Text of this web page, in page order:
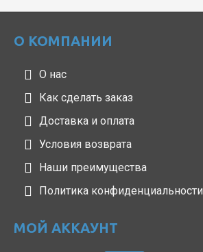
О КОМПАНИИ
О нас
Как сделать заказ
Доставка и оплата
Условия возврата
Наши преимущества
Политика конфиденциальности
МОЙ АККАУНТ